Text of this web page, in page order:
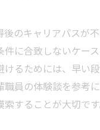
のキャリアパスが不
に合致しないケー
けるためには、早い
職員の体験談を参考
することが大切です